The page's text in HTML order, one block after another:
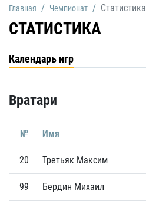
Главная Чемпионат Статистика
СТАТИСТИКА
Календарь игр
Вратари
№ Имя
20 Третьяк Максим
99 Бердин Михаил